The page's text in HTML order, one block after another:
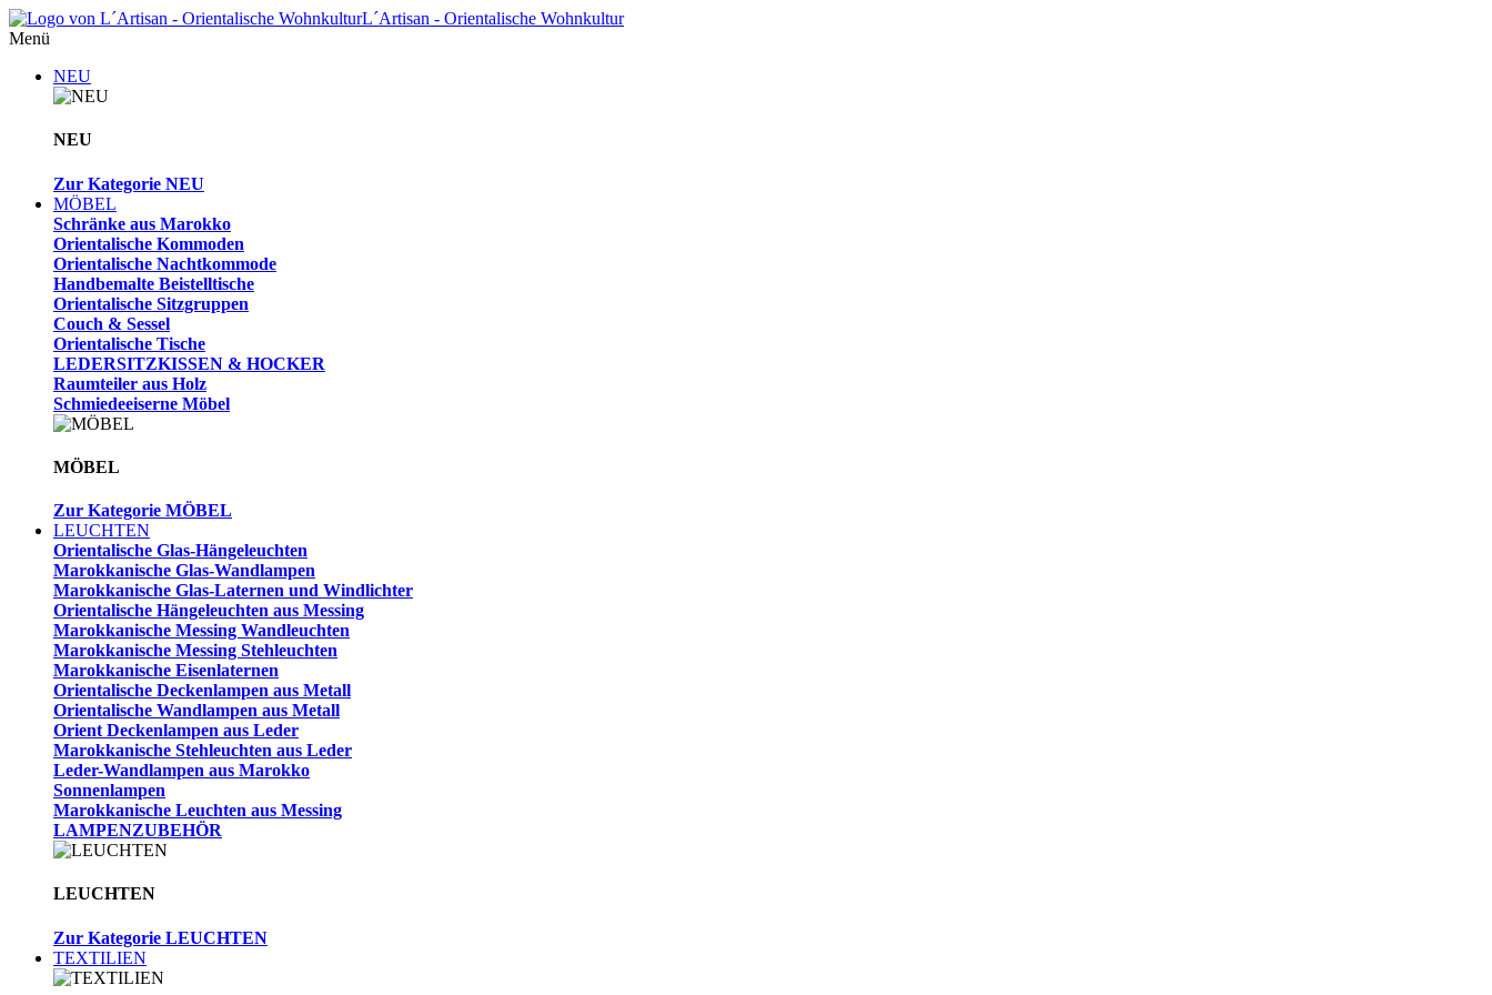
L´Artisan - Orientalische Wohnkultur
Menü
NEU
NEU
Zur Kategorie NEU
MÖBEL
Schränke aus Marokko
Orientalische Kommoden
Orientalische Nachtkommode
Handbemalte Beistelltische
Orientalische Sitzgruppen
Couch & Sessel
Orientalische Tische
LEDERSITZKISSEN & HOCKER
Raumteiler aus Holz
Schmiedeeiserne Möbel
MÖBEL
Zur Kategorie MÖBEL
LEUCHTEN
Orientalische Glas-Hängeleuchten
Marokkanische Glas-Wandlampen
Marokkanische Glas-Laternen und Windlichter
Orientalische Hängeleuchten aus Messing
Marokkanische Messing Wandleuchten
Marokkanische Messing Stehleuchten
Marokkanische Eisenlaternen
Orientalische Deckenlampen aus Metall
Orientalische Wandlampen aus Metall
Orient Deckenlampen aus Leder
Marokkanische Stehleuchten aus Leder
Leder-Wandlampen aus Marokko
Sonnenlampen
Marokkanische Leuchten aus Messing
LAMPENZUBEHÖR
LEUCHTEN
Zur Kategorie LEUCHTEN
TEXTILIEN